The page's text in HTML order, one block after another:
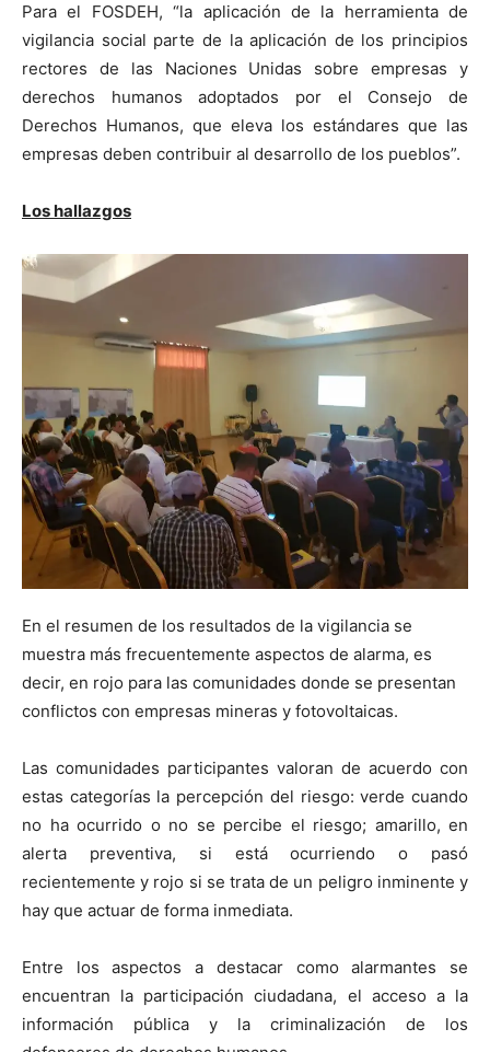
Para el FOSDEH, “la aplicación de la herramienta de
vigilancia social parte de la aplicación de los principios
rectores de las Naciones Unidas sobre empresas y
derechos humanos adoptados por el Consejo de
Derechos Humanos, que eleva los estándares que las
empresas deben contribuir al desarrollo de los pueblos”.
Los hallazgos
En el resumen de los resultados de la vigilancia se
muestra más frecuentemente aspectos de alarma, es
decir, en rojo para las comunidades donde se presentan
conflictos con empresas mineras y fotovoltaicas.
Las comunidades participantes valoran de acuerdo con
estas categorías la percepción del riesgo: verde cuando
no ha ocurrido o no se percibe el riesgo; amarillo, en
alerta preventiva, si está ocurriendo o pasó
recientemente y rojo si se trata de un peligro inminente y
hay que actuar de forma inmediata.
Entre los aspectos a destacar como alarmantes se
encuentran la participación ciudadana, el acceso a la
información pública y la criminalización de los